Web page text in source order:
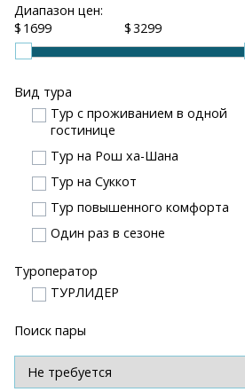
Диапазон цен:
$
$
Вид тура
Тур с проживанием в одной
гостинице
Тур на Рош ха-Шана
Тур на Суккот
Тур повышенного комфорта
Один раз в сезоне
Туроператор
ТУРЛИДЕР
Поиск пары